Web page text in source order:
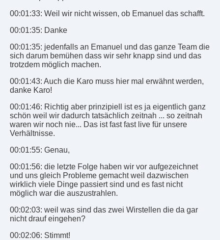
00:01:33: Weil wir nicht wissen, ob Emanuel das schafft.
00:01:35: Danke
00:01:35: jedenfalls an Emanuel und das ganze Team die
sich darum bemühen dass wir sehr knapp sind und das
trotzdem möglich machen.
00:01:43: Auch die Karo muss hier mal erwähnt werden,
danke Karo!
00:01:46: Richtig aber prinzipiell ist es ja eigentlich ganz
schön weil wir dadurch tatsächlich zeitnah ... so zeitnah
waren wir noch nie... Das ist fast fast live für unsere
Verhältnisse.
00:01:55: Genau,
00:01:56: die letzte Folge haben wir vor aufgezeichnet
und uns gleich Probleme gemacht weil dazwischen
wirklich viele Dinge passiert sind und es fast nicht
möglich war die auszustrahlen.
00:02:03: weil was sind das zwei Wirstellen die da gar
nicht drauf eingehen?
00:02:06: Stimmt!